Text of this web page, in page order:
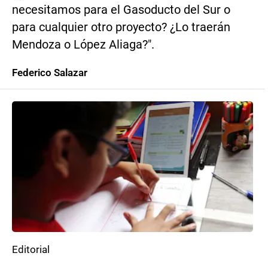
necesitamos para el Gasoducto del Sur o
para cualquier otro proyecto? ¿Lo traerán
Mendoza o López Aliaga?″.
Federico Salazar
Editorial